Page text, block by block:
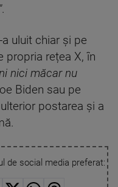
.
uluit chiar și pe
propria rețea X, în
nici măcar nu
Biden sau pe
postarea și a
de social media preferat: